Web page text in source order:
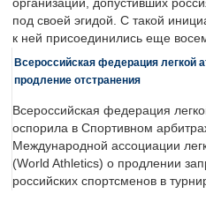
организаций, допустивших
под своей эгидой. С такой
к ней присоединились еще
Всероссийская федерация легкой
продление отстранения
Всероссийская федерация
оспорила в Спортивном
Международной ассоциации
(World Athletics) о продлении
российских спортсменов в